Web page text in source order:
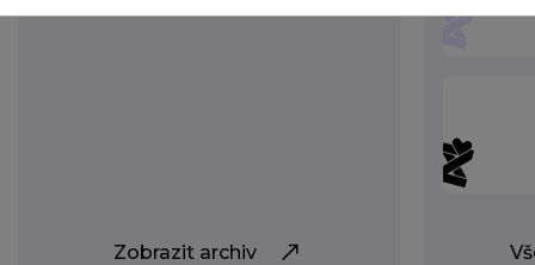
Zobrazit archiv